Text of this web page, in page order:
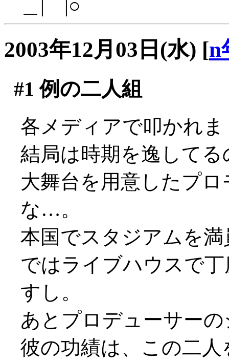
＿|￣|○
2003年12月03日(水) [n
#1 例の二人組
各メディアで叩かれ
結局は時期を逸して
大舞台を用意したプ
な…。
本国でスタジアムを
ではライブハウスで
すし。
あとプロデューサー
彼の功績は、この二